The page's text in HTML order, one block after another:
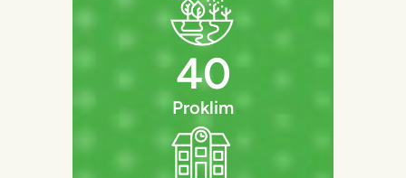
40
Proklim